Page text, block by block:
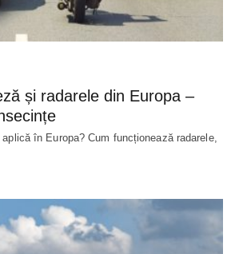
și radarele din Europa –
în Europa? Cum funcționează radarele,